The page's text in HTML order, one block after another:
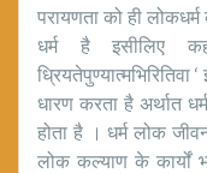
परायणता को ही
धर्म है इसीलिए
धारण करता है अर्थात
होता है । धर्म लोक
लोक कल्याण के कार्यों